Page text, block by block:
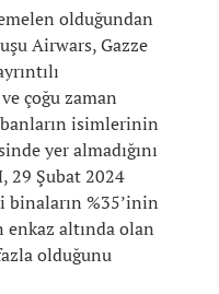
olduğundan
Airwars, Gazze
çoğu zaman
isimlerinin
yer almadığını
29 Şubat 2024
binaların %35’inin
enkaz altında olan
olduğunu